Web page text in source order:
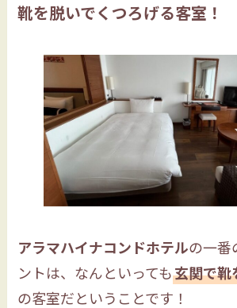
靴を脱いでくつろげる客室！
アラマハイナコンドホテルの一番
ントは、なんといっても玄関で靴
の客室だということです！